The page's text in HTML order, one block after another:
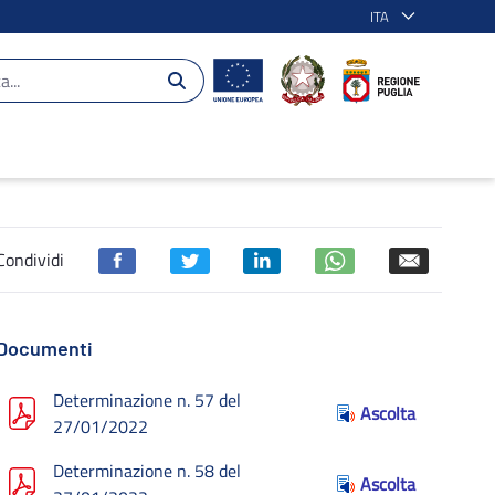
ITA
ammessi e chiusura Avviso - POR
Determinazione n. 57 del
27/01/2022
Ascolta
Determinazione n. 58 del
Ascolta